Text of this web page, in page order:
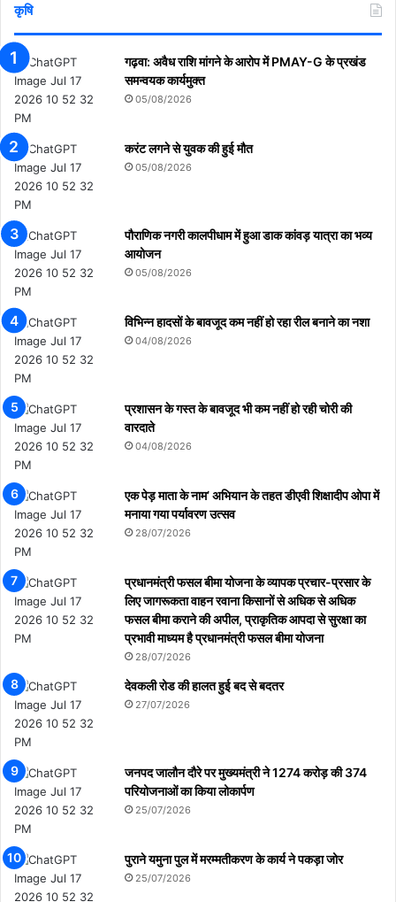
कृषि
गढ़वा: अवैध राशि मांगने के आरोप में PMAY-G के प्रखंड
समन्वयक कार्यमुक्त
05/08/2026
करंट लगने से युवक की हुई मौत
05/08/2026
पौराणिक नगरी कालपीधाम में हुआ डाक कांवड़ यात्रा का भव्य
आयोजन
05/08/2026
विभिन्न हादसों के बावजूद कम नहीं हो रहा रील बनाने का नशा
04/08/2026
प्रशासन के गस्त के बावजूद भी कम नहीं हो रही चोरी की
वारदाते
04/08/2026
एक पेड़ माता के नाम’ अभियान के तहत डीएवी शिक्षादीप ओपा में
मनाया गया पर्यावरण उत्सव
28/07/2026
प्रधानमंत्री फसल बीमा योजना के व्यापक प्रचार-प्रसार के
लिए जागरूकता वाहन रवाना किसानों से अधिक से अधिक
फसल बीमा कराने की अपील, प्राकृतिक आपदा से सुरक्षा का
प्रभावी माध्यम है प्रधानमंत्री फसल बीमा योजना
28/07/2026
देवकली रोड की हालत हुई बद से बदतर
27/07/2026
जनपद जालौन दौरे पर मुख्यमंत्री ने 1274 करोड़ की 374
परियोजनाओं का किया लोकार्पण
25/07/2026
पुराने यमुना पुल में मरम्मतीकरण के कार्य ने पकड़ा जोर
25/07/2026